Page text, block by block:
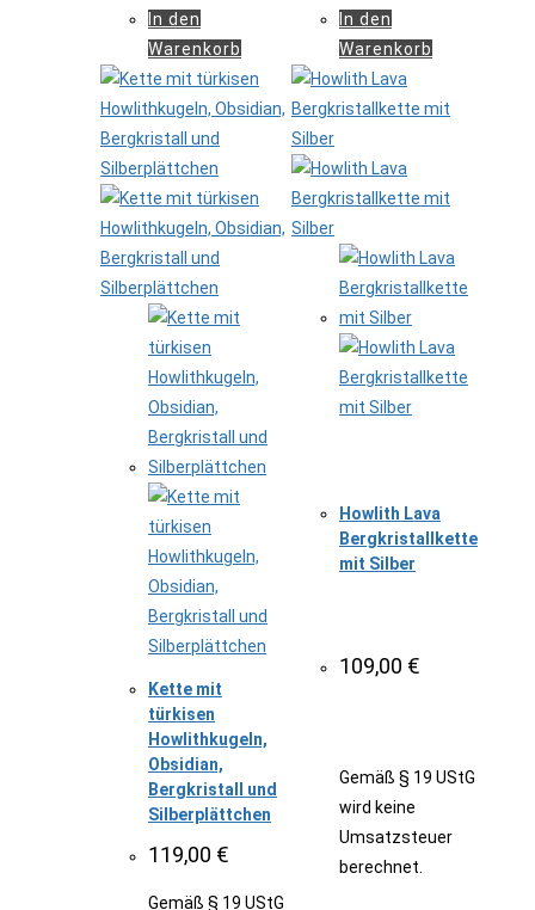
In den
Warenkorb
In den
Warenkorb
Kette mit
türkisen
Howlithkugeln,
Obsidian,
Bergkristall und
Silberplättchen
119,00 €
Gemäß § 19 UStG
Howlith Lava
Bergkristallkette
mit Silber
109,00 €
Gemäß § 19 UStG
wird keine
Umsatzsteuer
berechnet.